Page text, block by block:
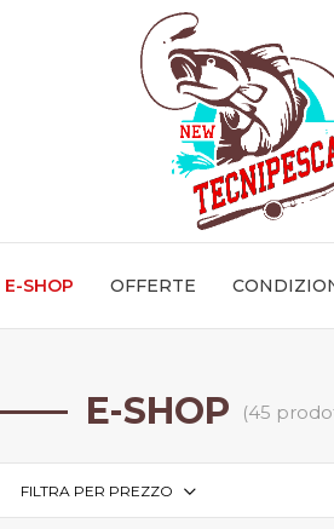
E-SHOP OFFERTE
E-SHOP (45
FILTRA PER PREZZO